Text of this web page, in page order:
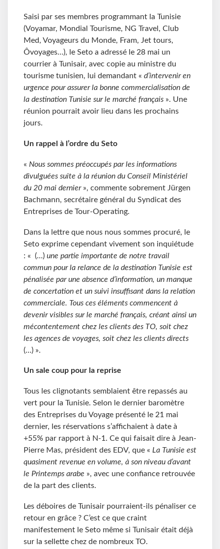
Saisi par ses membres programmant la Tunisie
(Voyamar, Mondial Tourisme, NG Travel, Club
Med, Voyageurs du Monde, Fram, Jet tours,
Ôvoyages…), le Seto a adressé le 28 mai un
courrier à Tunisair, avec copie au ministre du
tourisme tunisien, lui demandant « d’intervenir en
urgence pour assurer la bonne commercialisation de
la destination Tunisie sur le marché français ». Une
réunion pourrait avoir lieu dans les prochains
jours.
Un rappel à l’ordre du Seto
« Nous sommes préoccupés par les informations
divulguées suite à la réunion du Conseil Ministériel
du 20 mai dernier», commente sobrement Jürgen
Bachmann, secrétaire général du Syndicat des
Entreprises de Tour-Operating.
Dans la lettre que nous nous sommes procuré, le
Seto exprime cependant vivement son inquiétude
: « (…) une partie importante de notre travail
commun pour la relance de la destination Tunisie est
pénalisée par une absence d’information, un manque
de concertation et un suivi insuffisant dans la relation
commerciale. Tous ces éléments commencent à
devenir visibles sur le marché français, créant ainsi un
mécontentement chez les clients des TO, soit chez
les agences de voyages, soit chez les clients directs
(…) ».
Un sale coup pour la reprise
Tous les clignotants semblaient être repassés au
vert pour la Tunisie. Selon le dernier baromètre
des Entreprises du Voyage présenté le 21 mai
dernier, les réservations s’affichaient à date à
+55% par rapport à N-1. Ce qui faisait dire à Jean-
Pierre Mas, président des EDV, que « La Tunisie est
quasiment revenue en volume, à son niveau d’avant
le Printemps arabe », avec une confiance retrouvée
de la part des clients.
Les déboires de Tunisair pourraient-ils pénaliser ce
retour en grâce ? C’est ce que craint
manifestement le Seto même si Tunisair était déjà
sur la sellette chez de nombreux TO.